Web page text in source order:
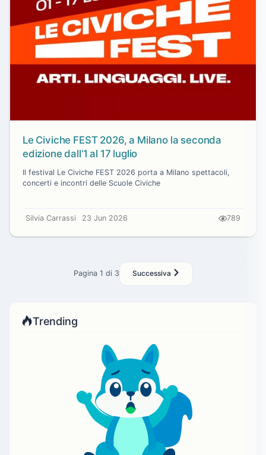
Le Civiche FEST 2026, a Milano la seconda
edizione dall’1 al 17 luglio
Il festival Le Civiche FEST 2026 porta a Milano spettacoli,
concerti e incontri delle Scuole Civiche
Silvia Carrassi 23 Jun 2026 789
Pagina 1 di 3 Successiva
Trending